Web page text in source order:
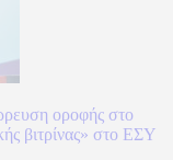
οροφής στο
βιτρίνας» στο ΕΣΥ